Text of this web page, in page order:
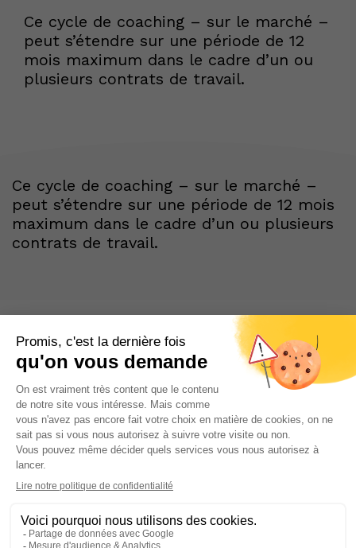
Ce cycle de coaching – sur le marché –
peut s’étendre sur une période de 12
mois maximum dans le cadre d’un ou
plusieurs contrats de travail.
Ce cycle de coaching – sur le marché –
peut s’étendre sur une période de 12 mois
maximum dans le cadre d’un ou plusieurs
contrats de travail.
Nos prestations
Coaching potentiel